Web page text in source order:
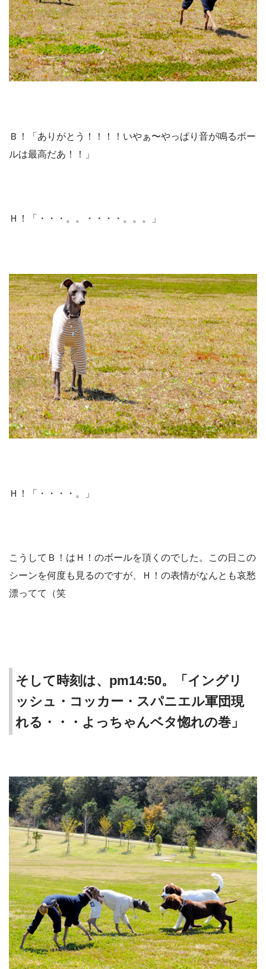
Ｂ！「ありがとう！！！！いやぁ〜やっぱり音が鳴るボー
ルは最高だあ！！」
Ｈ！「・・・。。・・・・。。。」
Ｈ！「・・・・。」
こうしてＢ！はＨ！のボールを頂くのでした。この日この
シーンを何度も見るのですが、Ｈ！の表情がなんとも哀愁
漂ってて（笑
そして時刻は、pm14:50。「イングリ
ッシュ・コッカー・スパニエル軍団現
れる・・・よっちゃんベタ惚れの巻」